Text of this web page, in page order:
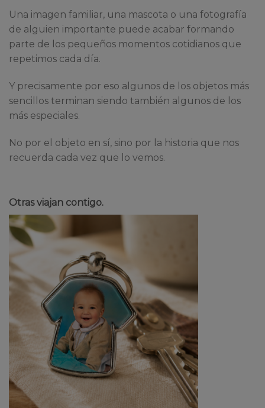
Una imagen familiar, una mascota o una fotografía
de alguien importante puede acabar formando
parte de los pequeños momentos cotidianos que
repetimos cada día.
Y precisamente por eso algunos de los objetos más
sencillos terminan siendo también algunos de los
más especiales.
No por el objeto en sí, sino por la historia que nos
recuerda cada vez que lo vemos.
Otras viajan contigo.